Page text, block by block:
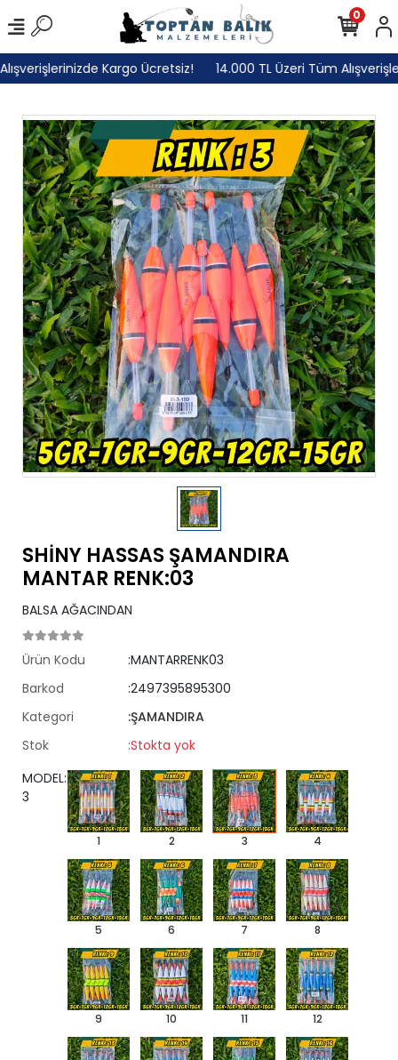
Kargo Ücretsiz! 14.000 TL Üzeri Tüm
0
SHİNY HASSAS ŞAMANDIRA
MANTAR RENK:03
BALSA AĞACINDAN
Ürün Kodu
:MANTARRENK03
Barkod
:2497395895300
Kategori
:ŞAMANDIRA
Stok
:Stokta yok
MODEL:
3
1 2 3 4
5 6 7 8
9 10 11 12